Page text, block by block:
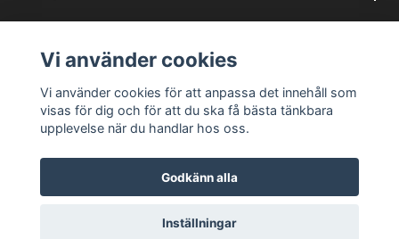
Sociala medier
© 2026 Tryckluftservice i Karlstad AB
Vi använder cookies
Vi använder cookies för att anpassa det innehåll som
visas för dig och för att du ska få bästa tänkbara
upplevelse när du handlar hos oss.
Godkänn alla
Inställningar